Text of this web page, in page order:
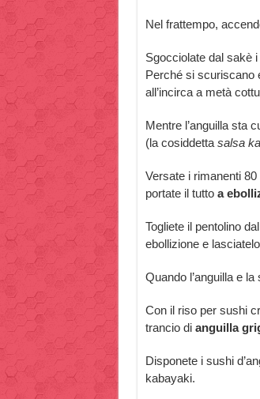
Nel frattempo,
Sgocciolate dal sakè i
Perché si scuriscano
all’incirca a metà
Mentre l’anguilla sta
(la cosiddetta salsa
Versate i rimanenti 80
portate il tutto a
Togliete il pentolino
ebollizione e
Quando l’anguilla e
Con il riso per sushi
trancio di anguilla
Disponete i sushi
kabayaki.